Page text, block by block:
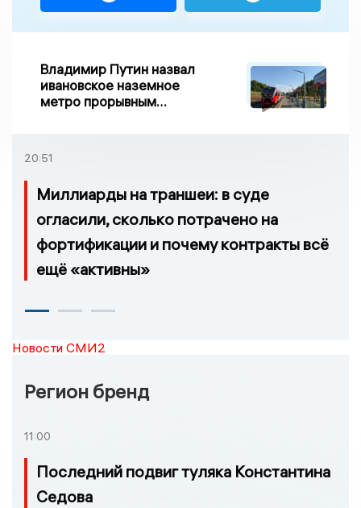
Владимир Путин назвал
ивановское наземное
метро прорывным
20:51
Миллиарды на траншеи: в суде
огласили, сколько потрачено на
фортификации и почему контракты всё
ещё «активны»
Новости СМИ2
Регион бренд
11:00
Последний подвиг туляка Константина
Седова